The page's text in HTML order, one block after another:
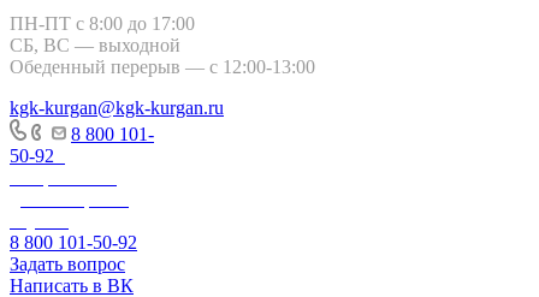
ПН-ПТ с 8:00 до 17:00
СБ, ВС — выходной
Обеденный перерыв — с 12:00-13:00
kgk-kurgan@kgk-kurgan.ru
8 800 101-
50-92
8 800 101-50-92
Задать вопрос
Написать в ВК